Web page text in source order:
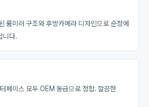
룸미러 구조와 후방카메라 디자인으로 순정에
니다.
페이스 모두 OEM 동급으로 정합. 깔끔한